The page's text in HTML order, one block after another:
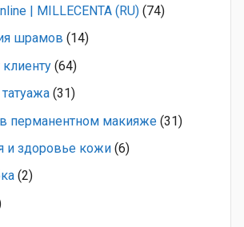
| MILLECENTA (RU) (74)
шрамов (14)
(64)
(31)
перманентном макияже (31)
и здоровье кожи (6)
(2)